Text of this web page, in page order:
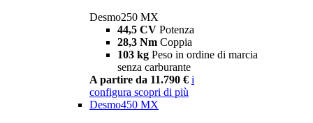
Desmo250 MX
44,5 CV Potenza
28,3 Nm Coppia
103 kg Peso in ordine di marcia
senza carburante
A partire da 11.790 € i
configura scopri di più
Desmo450 MX